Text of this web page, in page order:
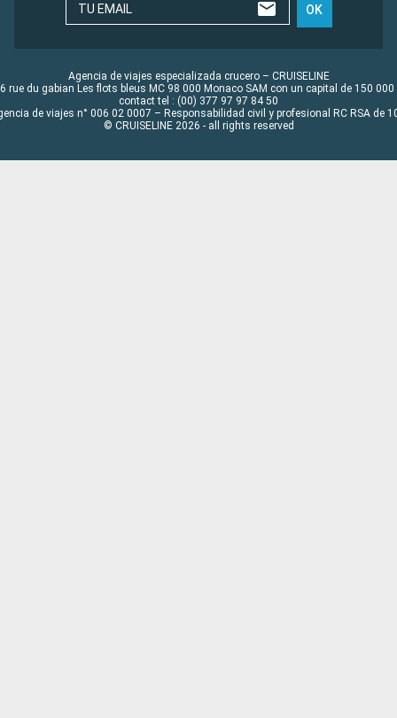
TU EMAIL OK
Agencia de viajes especializada crucero – CRUISELINE
rue du gabian Les flots bleus MC 98 000 Monaco SAM con un capital de 150 000
contact tel : (00) 377 97 97 84 50
de viajes n° 006 02 0007 – Responsabilidad civil y profesional RC RSA de
© CRUISELINE 2026 - all rights reserved